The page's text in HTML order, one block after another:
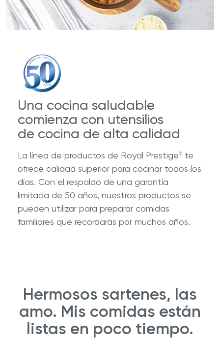
Una cocina saludable
comienza con utensilios
de cocina de alta calidad
La línea de productos de Royal Prestige® te
ofrece calidad superior para cocinar todos los
días. Con el respaldo de una garantía
limitada de 50 años, nuestros productos se
pueden utilizar para preparar comidas
familiares que recordarás por muchos años.
Hermosos sartenes, las
amo. Mis comidas están
listas en poco tiempo.